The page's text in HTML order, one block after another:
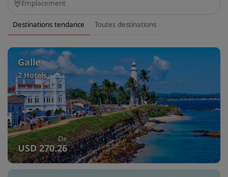
Destinations tendance Toutes destinations
Galle
2 Hotels
De
USD 270.26